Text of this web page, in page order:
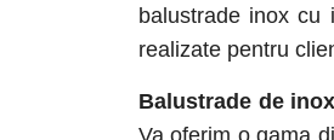
balustrade inox cu
realizate pentru
Balustrade de
Va oferim o gama